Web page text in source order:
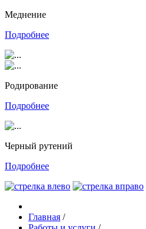
Меднение
Подробнее
Родирование
Подробнее
Черный рутений
Подробнее
Главная /